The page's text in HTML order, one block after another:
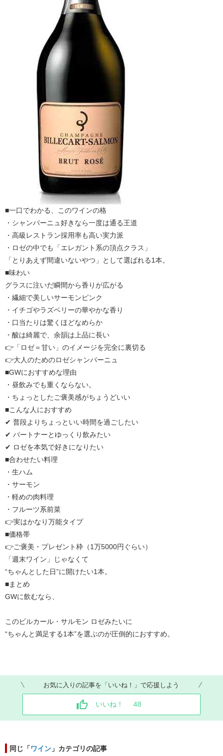
■一口でわかる、このワインの格
・シャンパーニュ好きなら一度は通る王道
・高級レストラン採用率も高い実力派
・ロゼの中でも「エレガント系の頂点クラス」
「とりあえず間違いないやつ」として選ばれる1本。
■味わい
グラスに注いだ瞬間から香りが広がる
・繊細で美しいサーモンピンク
・イチゴやラズベリーの華やかな香り
・口当たりは驚くほどなめらか
・酸は綺麗で、余韻は上品に長い
👉「ロゼ＝甘い」のイメージを完全に裏切る
👉大人のためのロゼシャンパーニュ
■GWにおすすめな理由
・昼飲みでも重くならない。
・ちょっとしたご褒美感がちょうどいい
■こんな人におすすめ
✔ 普段よりちょっといい時間を過ごしたい
✔ パートナーとゆっくり飲みたい
✔ ロゼを本気で好きになりたい
■合わせたい料理
・生ハム
・サーモン
・軽めの肉料理
・フルーツ系前菜
👉実はかなり万能タイプ
■価格帯
👉ご褒美・プレゼント枠（1万5000円ぐらい）
「週末ワイン」じゃなくて
“ちゃんとした日”に開けたい1本。
■まとめ
GWに飲むなら、
このビルカール・サルモン ロゼみたいに
“ちゃんと満足する1本”を選ぶのが圧倒的におすすめ。
お気に入りの記事を「いいね！」で応援しよう
いいね！ 48
同じ「ワイン 」カテゴリの記事